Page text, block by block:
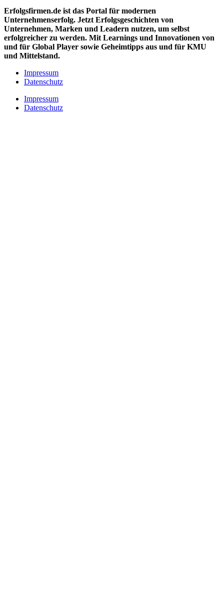
Erfolgsfirmen.de ist das Portal für modernen
Unternehmenserfolg. Jetzt Erfolgsgeschichten von
Unternehmen, Marken und Leadern nutzen, um selbst
erfolgreicher zu werden. Mit Learnings und Innovationen von
und für Global Player sowie Geheimtipps aus und für KMU
und Mittelstand.
Impressum
Datenschutz
Impressum
Datenschutz